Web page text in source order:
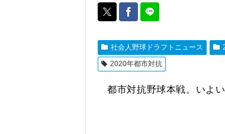
社会人野球ドラフトニュース
2020年都市対抗
都市対抗野球本戦。いよ